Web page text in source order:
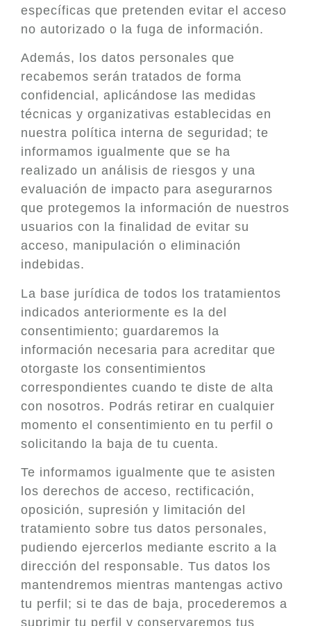
específicas que pretenden evitar el acceso
no autorizado o la fuga de información.
Además, los datos personales que
recabemos serán tratados de forma
confidencial, aplicándose las medidas
técnicas y organizativas establecidas en
nuestra política interna de seguridad; te
informamos igualmente que se ha
realizado un análisis de riesgos y una
evaluación de impacto para asegurarnos
que protegemos la información de nuestros
usuarios con la finalidad de evitar su
acceso, manipulación o eliminación
indebidas.
La base jurídica de todos los tratamientos
indicados anteriormente es la del
consentimiento; guardaremos la
información necesaria para acreditar que
otorgaste los consentimientos
correspondientes cuando te diste de alta
con nosotros. Podrás retirar en cualquier
momento el consentimiento en tu perfil o
solicitando la baja de tu cuenta.
Te informamos igualmente que te asisten
los derechos de acceso, rectificación,
oposición, supresión y limitación del
tratamiento sobre tus datos personales,
pudiendo ejercerlos mediante escrito a la
dirección del responsable. Tus datos los
mantendremos mientras mantengas activo
tu perfil; si te das de baja, procederemos a
suprimir tu perfil y conservaremos tus